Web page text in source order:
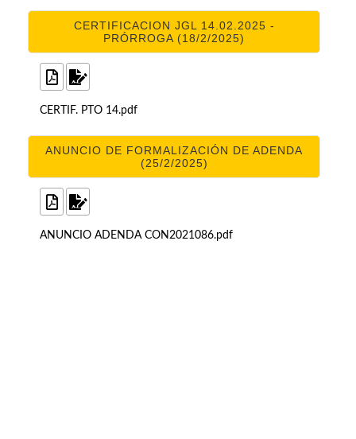
CERTIFICACION JGL 14.02.2025 -
PRÓRROGA (18/2/2025)
CERTIF. PTO 14.pdf
ANUNCIO DE FORMALIZACIÓN DE ADENDA
(25/2/2025)
ANUNCIO ADENDA CON2021086.pdf